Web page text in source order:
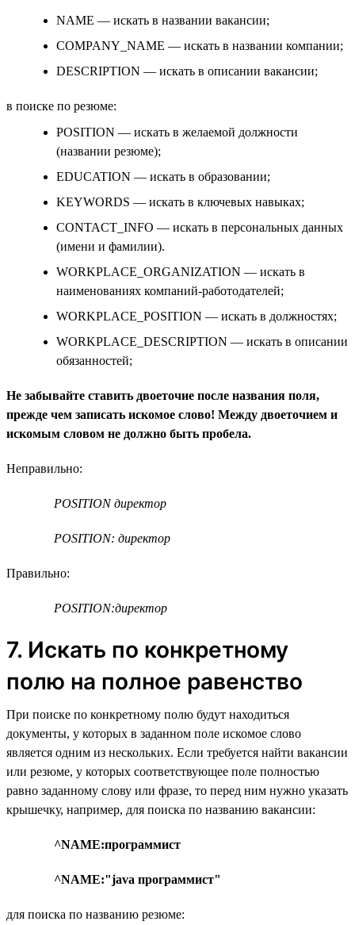
NAME — искать в названии вакансии;
COMPANY_NAME — искать в названии компании;
DESCRIPTION — искать в описании вакансии;
в поиске по резюме:
POSITION — искать в желаемой должности
(названии резюме);
EDUCATION — искать в образовании;
KEYWORDS — искать в ключевых навыках;
CONTACT_INFO — искать в персональных данных
(имени и фамилии).
WORKPLACE_ORGANIZATION — искать в
наименованиях компаний-работодателей;
WORKPLACE_POSITION — искать в должностях;
WORKPLACE_DESCRIPTION — искать в описании
обязанностей;
Не забывайте ставить двоеточие после названия поля,
прежде чем записать искомое слово! Между двоеточием и
искомым словом не должно быть пробела.
Неправильно:
POSITION директор
POSITION: директор
Правильно:
POSITION:директор
7. Искать по конкретному
полю на полное равенство
При поиске по конкретному полю будут находиться
документы, у которых в заданном поле искомое слово
является одним из нескольких. Если требуется найти вакансии
или резюме, у которых соответствующее поле полностью
равно заданному слову или фразе, то перед ним нужно указать
крышечку, например, для поиска по названию вакансии:
^NAME:программист
^NAME:"java программист"
для поиска по названию резюме: